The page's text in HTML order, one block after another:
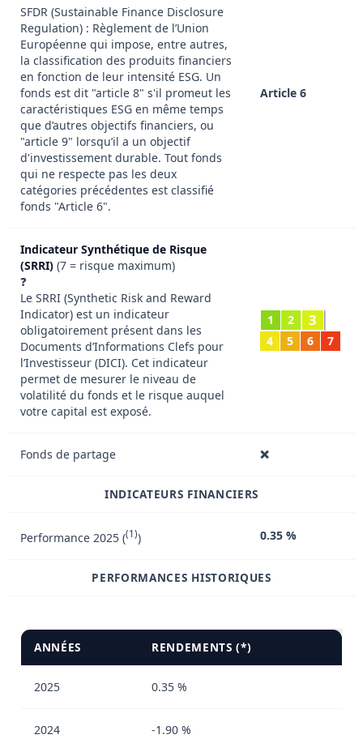
SFDR (Sustainable Finance Disclosure
Regulation) : Règlement de l’Union
Européenne qui impose, entre autres,
la classification des produits financiers
en fonction de leur intensité ESG. Un
fonds est dit "article 8" s'il promeut les
caractéristiques ESG en même temps
que d’autres objectifs financiers, ou
"article 9" lorsqu’il a un objectif
d'investissement durable. Tout fonds
qui ne respecte pas les deux
catégories précédentes est classifié
fonds "Article 6".
Article 6
Indicateur Synthétique de Risque
(SRRI) (7 = risque maximum)
❓
Le SRRI (Synthetic Risk and Reward
Indicator) est un indicateur
obligatoirement présent dans les
Documents d’Informations Clefs pour
l’Investisseur (DICI). Cet indicateur
permet de mesurer le niveau de
volatilité du fonds et le risque auquel
votre capital est exposé.
1 2 3
4 5 6 7
Fonds de partage ❌
INDICATEURS FINANCIERS
Performance 2025 ((1)) 0.35 %
PERFORMANCES HISTORIQUES
ANNÉES RENDEMENTS (*)
2025 0.35 %
2024 -1.90 %